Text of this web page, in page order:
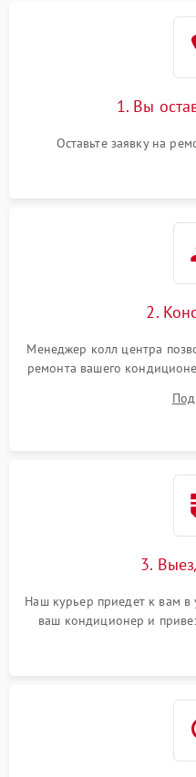
1. Вы
Оставьте заявку на
2.
Менеджер колл центра
ремонта вашего
3.
Наш курьер приедет к вам в
ваш кондиционер и